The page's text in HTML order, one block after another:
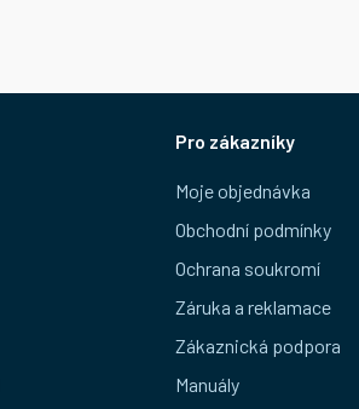
Pro zákazníky
Moje objednávka
Obchodní podmínky
Ochrana soukromí
Záruka a reklamace
Zákaznická podpora
Manuály